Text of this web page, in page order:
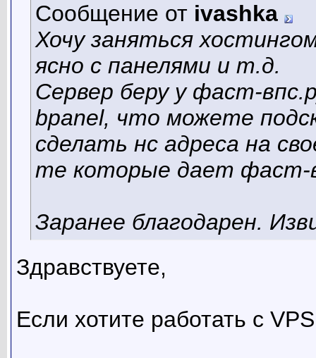
Сообщение от ivashka
Хочу заняться
ясно с панелями и т.д.
Сервер беру у фаст-
bpanel, что можете
сделать нс адреса на
те которые дает фаст-
Заранее благодарен.
Здравствуете,
Если хотите работать с